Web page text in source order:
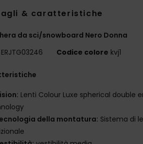
& caratteristiche
da sci/snowboard Nero Donna
ERJTG03246 Codice colore kvj1
Lenti Colour Luxe spherical double
della montatura: Sistema di